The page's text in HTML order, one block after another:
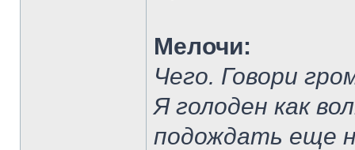
Мелочи:
Чего. Говори
Я голоден как
подождать еще